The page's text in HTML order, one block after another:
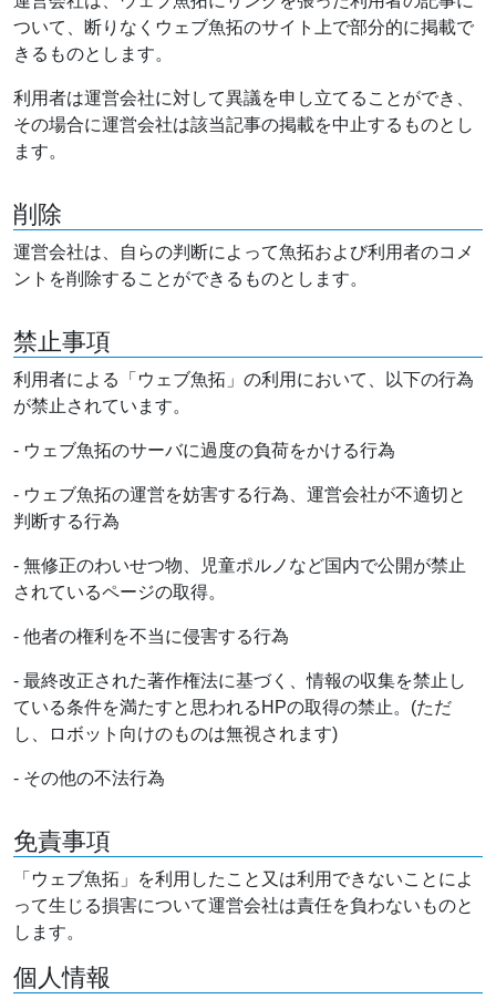
ついて、断りなくウェブ魚拓のサイト上で部分的に掲載で
きるものとします。
利用者は運営会社に対して異議を申し立てることができ、
その場合に運営会社は該当記事の掲載を中止するものとし
ます。
削除
運営会社は、自らの判断によって魚拓および利用者のコメ
ントを削除することができるものとします。
禁止事項
利用者による「ウェブ魚拓」の利用において、以下の行為
が禁止されています。
- ウェブ魚拓のサーバに過度の負荷をかける行為
- ウェブ魚拓の運営を妨害する行為、運営会社が不適切と
判断する行為
- 無修正のわいせつ物、児童ポルノなど国内で公開が禁止
されているページの取得。
- 他者の権利を不当に侵害する行為
- 最終改正された著作権法に基づく、情報の収集を禁止し
ている条件を満たすと思われるHPの取得の禁止。(ただ
し、ロボット向けのものは無視されます)
- その他の不法行為
免責事項
「ウェブ魚拓」を利用したこと又は利用できないことによ
って生じる損害について運営会社は責任を負わないものと
します。
個人情報